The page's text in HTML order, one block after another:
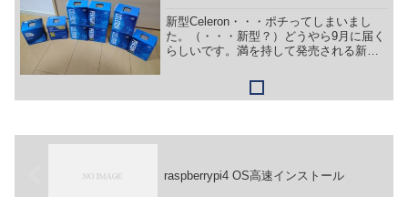
新型Celeron・・・ポチってしまいまし
た。（・・・新型？）どうやら9月に届く
らしいです。満を持して発売される新型
格の確認をしてみましょう。・New！
Celeron G5905 3.50GHz...
raspberrypi4 OS高速インストール